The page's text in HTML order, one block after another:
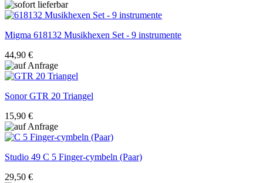
Migma 618132 Musikhexen Set - 9 instrumente
44,90 €
SonorGTR 20 Triangel
15,90 €
Studio 49 C 5 Finger-cymbeln (Paar)
29,50 €